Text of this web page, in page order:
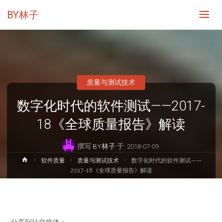
BY林子
数字化时代的软件测试——2017-
18《全球质量报告》解读
撰写 BY林子 于 2018-07-09
质量与测试技术
首
软件质量 质量与测试技术
数字化时代的软件测试——
2017-18《全球质量报告》解读